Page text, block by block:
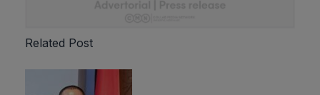
Related Post